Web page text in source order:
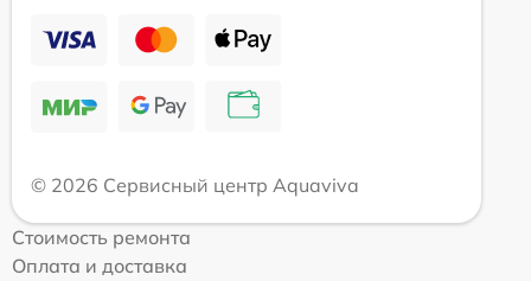
© 2026 Сервисный центр Aquaviva
Стоимость ремонта
Оплата и доставка